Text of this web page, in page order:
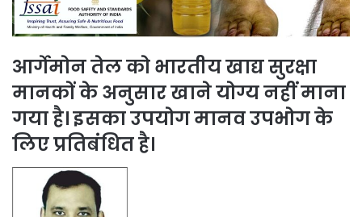
आर्गेमोन तेल को भारतीय खाद्य सुरक्षा
मानकों के अनुसार खाने योग्य नहीं माना
गया है। इसका उपयोग मानव उपभोग के
लिए प्रतिबंधित है।